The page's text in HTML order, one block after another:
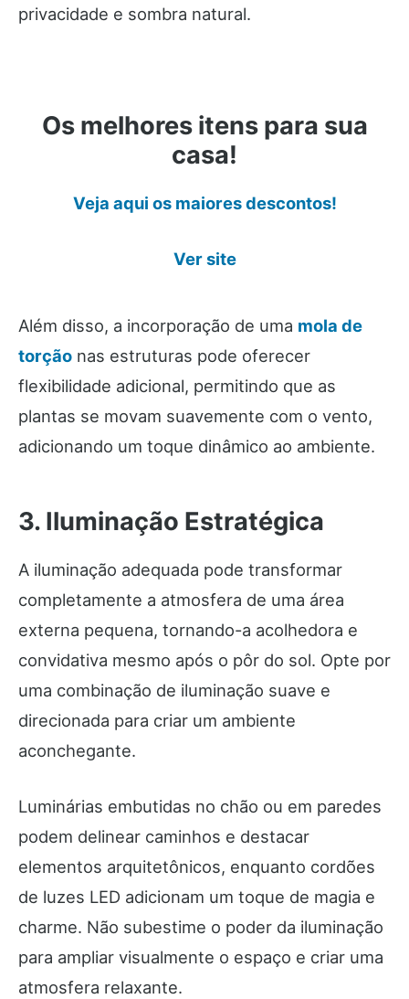
privacidade e sombra natural.
Os melhores itens para sua
casa!
Veja aqui os maiores descontos!
Ver site
Além disso, a incorporação de uma mola de
torção nas estruturas pode oferecer
flexibilidade adicional, permitindo que as
plantas se movam suavemente com o vento,
adicionando um toque dinâmico ao ambiente.
3. Iluminação Estratégica
A iluminação adequada pode transformar
completamente a atmosfera de uma área
externa pequena, tornando-a acolhedora e
convidativa mesmo após o pôr do sol. Opte por
uma combinação de iluminação suave e
direcionada para criar um ambiente
aconchegante.
Luminárias embutidas no chão ou em paredes
podem delinear caminhos e destacar
elementos arquitetônicos, enquanto cordões
de luzes LED adicionam um toque de magia e
charme. Não subestime o poder da iluminação
para ampliar visualmente o espaço e criar uma
atmosfera relaxante.